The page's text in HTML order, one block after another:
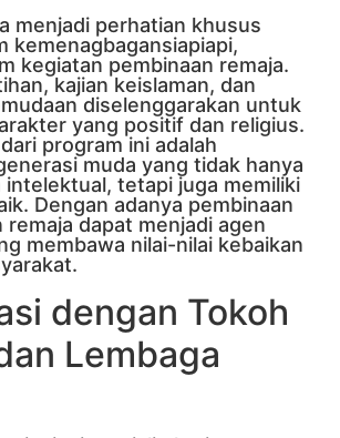
menjadi perhatian khusus
kemenagbagansiapiapi,
kegiatan pembinaan remaja.
kajian keislaman, dan
diselenggarakan untuk
yang positif dan religius.
program ini adalah
muda yang tidak hanya
intelektual, tetapi juga memiliki
Dengan adanya pembinaan
remaja dapat menjadi agen
membawa nilai-nilai kebaikan
dengan Tokoh
Lembaga